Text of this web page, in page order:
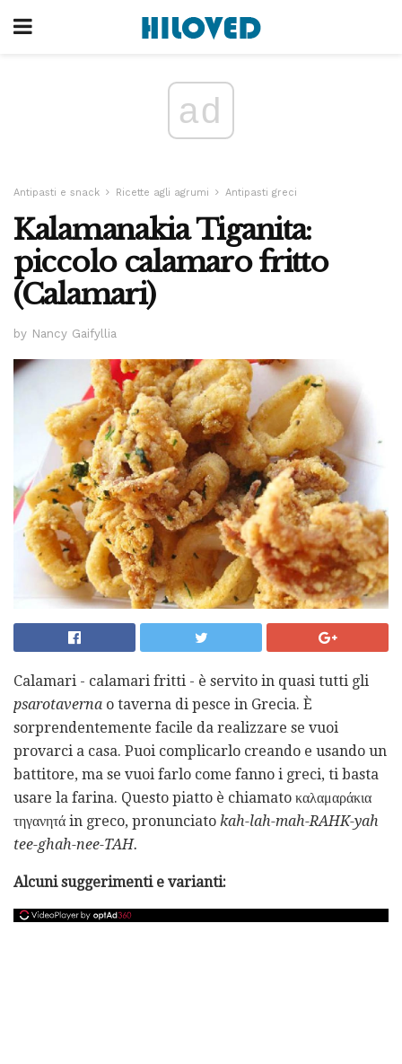
ad
Antipasti e snack Ricette agli agrumi Antipasti greci
Kalamanakia Tiganita:
piccolo calamaro fritto
(Calamari)
by Nancy Gaifyllia
Calamari - calamari fritti - è servito in quasi tutti gli
psarotaverna o taverna di pesce in Grecia. È
sorprendentemente facile da realizzare se vuoi
provarci a casa. Puoi complicarlo creando e usando un
battitore, ma se vuoi farlo come fanno i greci, ti basta
usare la farina. Questo piatto è chiamato καλαμαράκια
τηγανητά in greco, pronunciato kah-lah-mah-RAHK-yah
tee-ghah-nee-TAH.
Alcuni suggerimenti e varianti: